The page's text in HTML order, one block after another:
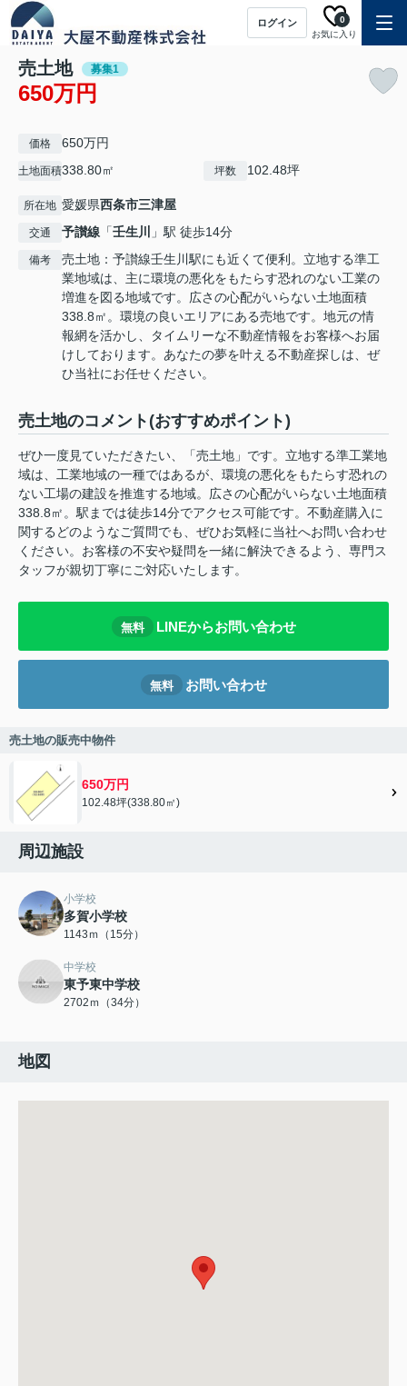
ログイン
お気に入り
0
売土地 募集1
650万円
価格 650万円
土地面積338.80㎡ 坪数 102.48坪
所在地 愛媛県西条市三津屋
交通 予讃線 「壬生川 」駅 徒歩14分
備考
売土地：予讃線壬生川駅にも近くて便利。立地する準工
業地域は、主に環境の悪化をもたらす恐れのない工業の
増進を図る地域です。広さの心配がいらない土地面積
338.8㎡。環境の良いエリアにある売地です。地元の情
報網を活かし、タイムリーな不動産情報をお客様へお届
けしております。あなたの夢を叶える不動産探しは、ぜ
ひ当社にお任せください。
売土地のコメント(おすすめポイント)
ぜひ一度見ていただきたい、「売土地」です。立地する準工業地
域は、工業地域の一種ではあるが、環境の悪化をもたらす恐れの
ない工場の建設を推進する地域。広さの心配がいらない土地面積
338.8㎡。駅までは徒歩14分でアクセス可能です。不動産購入に
関するどのようなご質問でも、ぜひお気軽に当社へお問い合わせ
ください。お客様の不安や疑問を一緒に解決できるよう、専門ス
タッフが親切丁寧にご対応いたします。
無料 LINEからお問い合わせ
無料 お問い合わせ
売土地の販売中物件
650万円
102.48坪(338.80㎡)
周辺施設
小学校
多賀小学校
1143ｍ（15分）
中学校
東予東中学校
2702ｍ（34分）
地図